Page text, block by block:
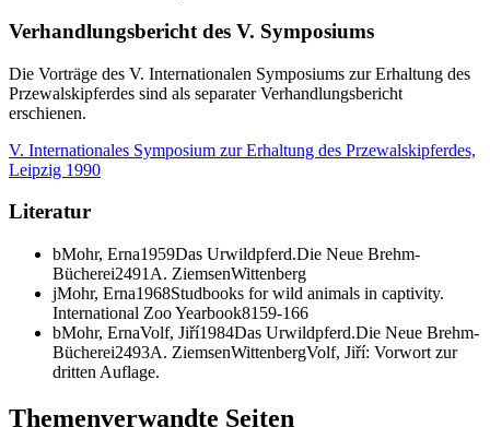
Verhandlungsbericht des V. Symposiums
Die Vorträge des V. Internationalen Symposiums zur Erhaltung des
Przewalskipferdes sind als separater Verhandlungsbericht
erschienen.
V. Internationales Symposium zur Erhaltung des Przewalskipferdes,
Leipzig 1990
Literatur
bMohr, Erna1959Das Urwildpferd.Die Neue Brehm-
Bücherei2491 A. ZiemsenWittenberg
jMohr, Erna1968Studbooks for wild animals in captivity.
International Zoo Yearbook8159-166
bMohr, ErnaVolf, Jiří1984Das Urwildpferd.Die Neue Brehm-
Bücherei2493A. ZiemsenWittenbergVolf, Jiří: Vorwort zur
dritten Auflage.
Themen­ver­wandte Seiten